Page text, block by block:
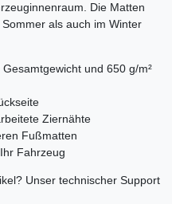
Die Matten
als auch im Winter
und 650 g/m²
Ziernähte
Fußmatten
Fahrzeug
Unser technischer Support